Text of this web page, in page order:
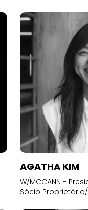
AGATHA KIM
W/MCCANN -
Sócio